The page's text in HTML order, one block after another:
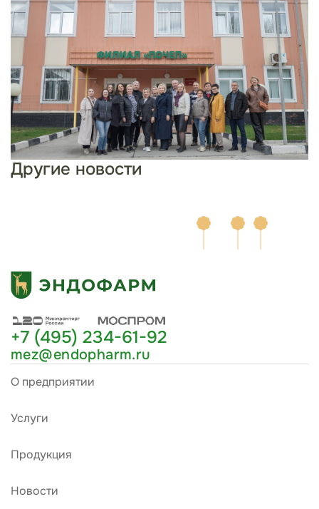
Другие новости
+7 (495) 234-61-92
mez@endopharm.ru
О предприятии
Услуги
Продукция
Новости